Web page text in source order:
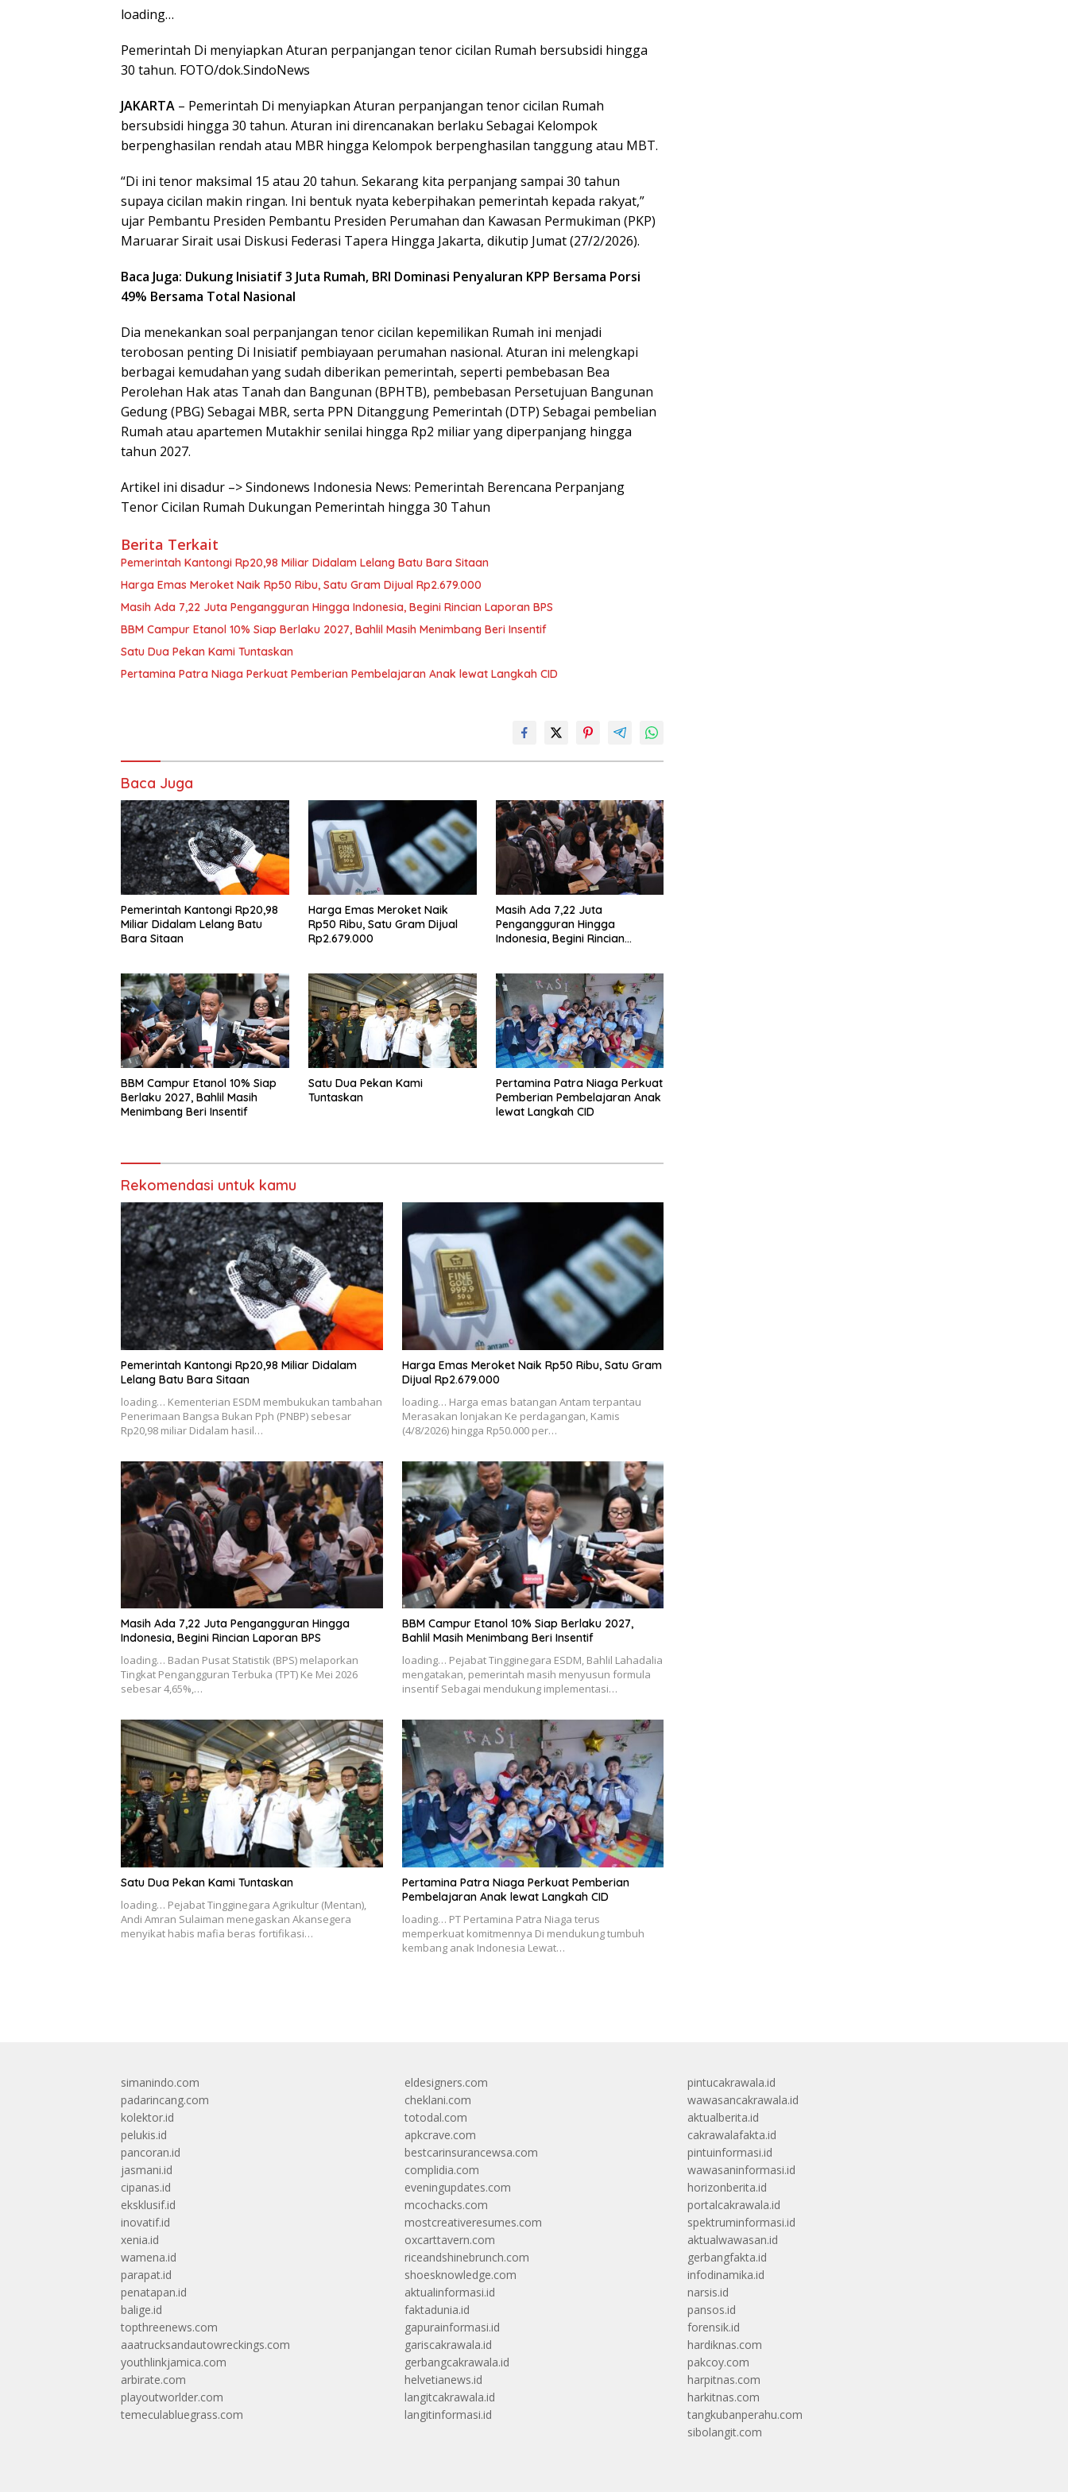
loading…
Pemerintah Di menyiapkan Aturan perpanjangan tenor cicilan Rumah bersubsidi hingga
30 tahun. FOTO/dok.SindoNews
JAKARTA – Pemerintah Di menyiapkan Aturan perpanjangan tenor cicilan Rumah
bersubsidi hingga 30 tahun. Aturan ini direncanakan berlaku Sebagai Kelompok
berpenghasilan rendah atau MBR hingga Kelompok berpenghasilan tanggung atau MBT.
“Di ini tenor maksimal 15 atau 20 tahun. Sekarang kita perpanjang sampai 30 tahun
supaya cicilan makin ringan. Ini bentuk nyata keberpihakan pemerintah kepada rakyat,”
ujar Pembantu Presiden Pembantu Presiden Perumahan dan Kawasan Permukiman (PKP)
Maruarar Sirait usai Diskusi Federasi Tapera Hingga Jakarta, dikutip Jumat (27/2/2026).
Baca Juga: Dukung Inisiatif 3 Juta Rumah, BRI Dominasi Penyaluran KPP Bersama Porsi
49% Bersama Total Nasional
Dia menekankan soal perpanjangan tenor cicilan kepemilikan Rumah ini menjadi
terobosan penting Di Inisiatif pembiayaan perumahan nasional. Aturan ini melengkapi
berbagai kemudahan yang sudah diberikan pemerintah, seperti pembebasan Bea
Perolehan Hak atas Tanah dan Bangunan (BPHTB), pembebasan Persetujuan Bangunan
Gedung (PBG) Sebagai MBR, serta PPN Ditanggung Pemerintah (DTP) Sebagai pembelian
Rumah atau apartemen Mutakhir senilai hingga Rp2 miliar yang diperpanjang hingga
tahun 2027.
Artikel ini disadur –> Sindonews Indonesia News: Pemerintah Berencana Perpanjang
Tenor Cicilan Rumah Dukungan Pemerintah hingga 30 Tahun
Berita Terkait
Pemerintah Kantongi Rp20,98 Miliar Didalam Lelang Batu Bara Sitaan
Harga Emas Meroket Naik Rp50 Ribu, Satu Gram Dijual Rp2.679.000
Masih Ada 7,22 Juta Pengangguran Hingga Indonesia, Begini Rincian Laporan BPS
BBM Campur Etanol 10% Siap Berlaku 2027, Bahlil Masih Menimbang Beri Insentif
Satu Dua Pekan Kami Tuntaskan
Pertamina Patra Niaga Perkuat Pemberian Pembelajaran Anak lewat Langkah CID
Baca Juga
Pemerintah Kantongi Rp20,98
Miliar Didalam Lelang Batu
Bara Sitaan
Harga Emas Meroket Naik
Rp50 Ribu, Satu Gram Dijual
Rp2.679.000
Masih Ada 7,22 Juta
Pengangguran Hingga
Indonesia, Begini Rincian
BBM Campur Etanol 10% Siap
Berlaku 2027, Bahlil Masih
Menimbang Beri Insentif
Satu Dua Pekan Kami
Tuntaskan
Pertamina Patra Niaga Perkuat
Pemberian Pembelajaran Anak
lewat Langkah CID
Rekomendasi untuk kamu
Pemerintah Kantongi Rp20,98 Miliar Didalam
Lelang Batu Bara Sitaan
loading… Kementerian ESDM membukukan tambahan
Penerimaan Bangsa Bukan Pph (PNBP) sebesar
Rp20,98 miliar Didalam hasil…
Harga Emas Meroket Naik Rp50 Ribu, Satu Gram
Dijual Rp2.679.000
loading… Harga emas batangan Antam terpantau
Merasakan lonjakan Ke perdagangan, Kamis
(4/8/2026) hingga Rp50.000 per…
Masih Ada 7,22 Juta Pengangguran Hingga
Indonesia, Begini Rincian Laporan BPS
loading… Badan Pusat Statistik (BPS) melaporkan
Tingkat Pengangguran Terbuka (TPT) Ke Mei 2026
sebesar 4,65%,…
BBM Campur Etanol 10% Siap Berlaku 2027,
Bahlil Masih Menimbang Beri Insentif
loading… Pejabat Tingginegara ESDM, Bahlil Lahadalia
mengatakan, pemerintah masih menyusun formula
insentif Sebagai mendukung implementasi…
Satu Dua Pekan Kami Tuntaskan
loading… Pejabat Tingginegara Agrikultur (Mentan),
Andi Amran Sulaiman menegaskan Akansegera
menyikat habis mafia beras fortifikasi…
Pertamina Patra Niaga Perkuat Pemberian
Pembelajaran Anak lewat Langkah CID
loading… PT Pertamina Patra Niaga terus
memperkuat komitmennya Di mendukung tumbuh
kembang anak Indonesia Lewat…
simanindo.com
padarincang.com
kolektor.id
pelukis.id
pancoran.id
jasmani.id
cipanas.id
eksklusif.id
inovatif.id
xenia.id
wamena.id
parapat.id
penatapan.id
balige.id
topthreenews.com
aaatrucksandautowreckings.com
youthlinkjamica.com
arbirate.com
playoutworlder.com
temeculabluegrass.com
eldesigners.com
cheklani.com
totodal.com
apkcrave.com
bestcarinsurancewsa.com
complidia.com
eveningupdates.com
mcochacks.com
mostcreativeresumes.com
oxcarttavern.com
riceandshinebrunch.com
shoesknowledge.com
aktualinformasi.id
faktadunia.id
gapurainformasi.id
gariscakrawala.id
gerbangcakrawala.id
helvetianews.id
langitcakrawala.id
langitinformasi.id
pintucakrawala.id
wawasancakrawala.id
aktualberita.id
cakrawalafakta.id
pintuinformasi.id
wawasaninformasi.id
horizonberita.id
portalcakrawala.id
spektruminformasi.id
aktualwawasan.id
gerbangfakta.id
infodinamika.id
narsis.id
pansos.id
forensik.id
hardiknas.com
pakcoy.com
harpitnas.com
harkitnas.com
tangkubanperahu.com
sibolangit.com